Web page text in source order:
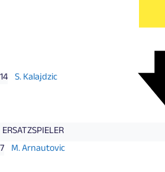
14 S. Kalajdzic
ERSATZSPIELER
7 M. Arnautovic